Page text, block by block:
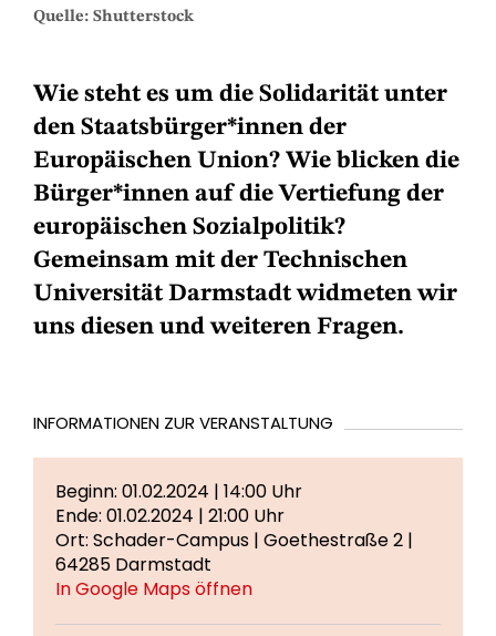
Quelle: Shutterstock
Wie steht es um die Solidarität unter
den Staatsbürger*innen der
Europäischen Union? Wie blicken die
Bürger*innen auf die Vertiefung der
europäischen Sozialpolitik?
Gemeinsam mit der Technischen
Universität Darmstadt widmeten wir
uns diesen und weiteren Fragen.
INFORMATIONEN ZUR VERANSTALTUNG
Beginn: 01.02.2024 | 14:00 Uhr
Ende: 01.02.2024 | 21:00 Uhr
Ort: Schader-Campus | Goethestraße 2 |
64285 Darmstadt
In Google Maps öffnen